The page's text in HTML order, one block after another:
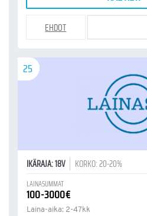
EHDOT
25
IKÄRAJA: 18V KORKO: 20-20%
LAINASUMMAT
100-3000€
Laina-aika: 2-47kk